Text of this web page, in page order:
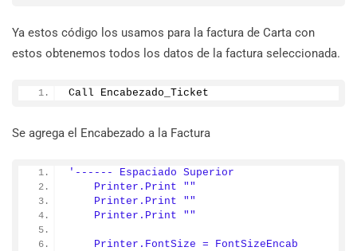
Ya estos código los usamos para la factura de Carta con
estos obtenemos todos los datos de la factura seleccionada.
Call Encabezado_Ticket
Se agrega el Encabezado a la Factura
'------ Espaciado Superior
    Printer.Print ""
    Printer.Print ""
    Printer.Print ""
    Printer.FontSize = FontSizeEncab